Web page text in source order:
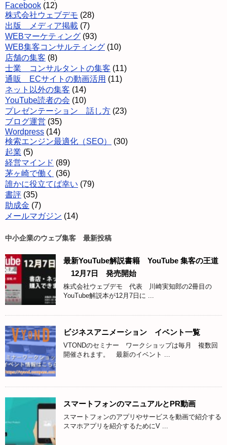
Facebook (12)
株式会社ウェブデモ (28)
出版 メディア掲載 (7)
WEBマーケティング (93)
WEB集客コンサルティング (10)
店舗の集客 (8)
士業 コンサルタントの集客 (11)
通販 ECサイトの動画活用 (11)
ネット以外の集客 (14)
YouTube読者の会 (10)
プレゼンテーション 話し方 (23)
ブログ運営 (35)
Wordpress (14)
検索エンジン最適化（SEO）
(30)
起業 (5)
経営マインド (89)
茅ヶ崎で働く
(36)
誰かに役立てば幸い (79)
書評 (35)
助成金 (7)
メールマガジン (14)
中小企業のウェブ集客 最新投稿
最新YouTube解説書籍 YouTube 集客の王道
12月7日 発売開始
株式会社ウェブデモ 代表 川崎実知郎の2冊目の
YouTube解説本が12月7日に ...
ビジネスアニメーション イベント一覧
VTONDのセミナー ワークショップは毎月 複数回
開催されます。 最新のイベント ...
スマートフォンのマニュアルとPR動画
スマートフォンのアプリやサービスを動画で紹介する
スマホアプリを紹介するためにV ...